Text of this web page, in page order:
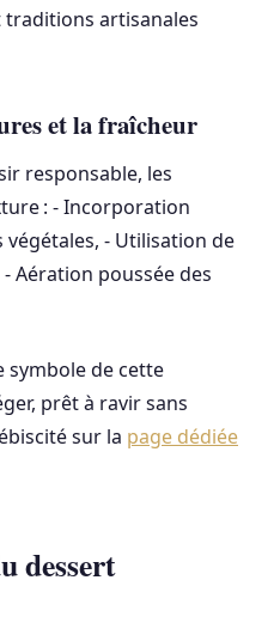
artisanales
et la fraîcheur
responsable, les
: - Incorporation
végétales, - Utilisation de
Aération poussée des
symbole de cette
prêt à ravir sans
sur la page dédiée
dessert